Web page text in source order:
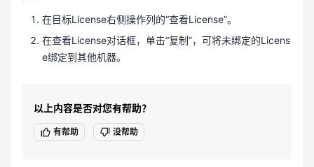
在目标License右侧操作列的“查看License”。
在查看License对话框，单击“复制”，可将未绑定的Licens
e绑定到其他机器。
以上内容是否对您有帮助？
有帮助 没帮助